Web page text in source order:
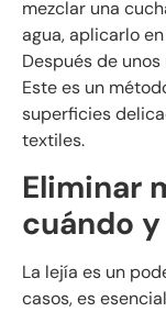
mezclar una
agua, aplicarlo
Después de
Este es un
superficies
textiles.
Eliminar
cuándo
La lejía es un
casos, es